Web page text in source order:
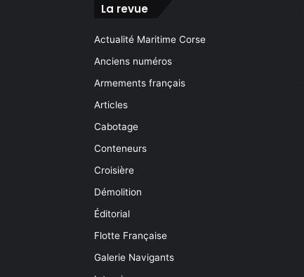
La revue
Actualité Maritime Corse
Anciens numéros
Armements français
Articles
Cabotage
Conteneurs
Croisière
Démolition
Éditorial
Flotte Française
Galerie Navigants